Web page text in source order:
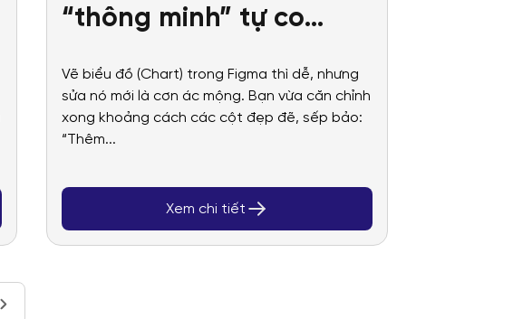
“thông minh” tự co
số liệu
Vẽ biểu đồ (Chart) trong Figma thì dễ, nhưng
sửa nó mới là cơn ác mộng. Bạn vừa căn chỉnh
xong khoảng cách các cột đẹp đẽ, sếp bảo:
“Thêm...
Xem chi tiết